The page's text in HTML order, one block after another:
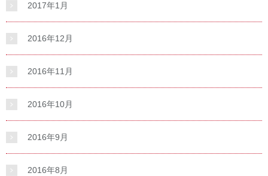
2017年1月
2016年12月
2016年11月
2016年10月
2016年9月
2016年8月